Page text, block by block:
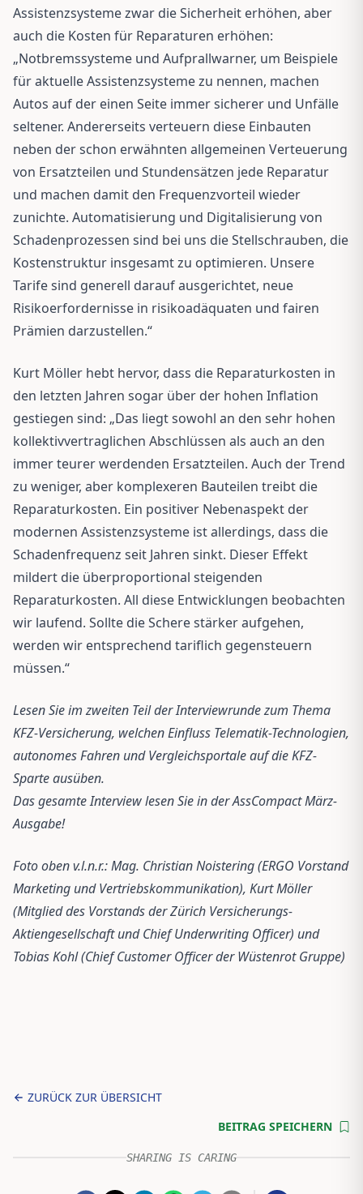
Assistenzsysteme zwar die Sicherheit erhöhen, aber
auch die Kosten für Reparaturen erhöhen:
„Notbremssysteme und Aufprallwarner, um Beispiele
für aktuelle Assistenzsysteme zu nennen, machen
Autos auf der einen Seite immer sicherer und Unfälle
seltener. Andererseits verteuern diese Einbauten
neben der schon erwähnten allgemeinen Verteuerung
von Ersatzteilen und Stundensätzen jede Reparatur
und machen damit den Frequenzvorteil wieder
zunichte. Automatisierung und Digitalisierung von
Schadenprozessen sind bei uns die Stellschrauben, die
Kostenstruktur insgesamt zu optimieren. Unsere
Tarife sind generell darauf ausgerichtet, neue
Risikoerfordernisse in risikoadäquaten und fairen
Prämien darzustellen.“
Kurt Möller hebt hervor, dass die Reparaturkosten in
den letzten Jahren sogar über der hohen Inflation
gestiegen sind: „Das liegt sowohl an den sehr hohen
kollektivvertraglichen Abschlüssen als auch an den
immer teurer werdenden Ersatzteilen. Auch der Trend
zu weniger, aber komplexeren Bauteilen treibt die
Reparaturkosten. Ein positiver Nebenaspekt der
modernen Assistenzsysteme ist allerdings, dass die
Schadenfrequenz seit Jahren sinkt. Dieser Effekt
mildert die überproportional steigenden
Reparaturkosten. All diese Entwicklungen beobachten
wir laufend. Sollte die Schere stärker aufgehen,
werden wir entsprechend tariflich gegensteuern
müssen.“
Lesen Sie im zweiten Teil der Interviewrunde zum Thema
KFZ-Versicherung, welchen Einfluss Telematik-Technologien,
autonomes Fahren und Vergleichsportale auf die KFZ-
Sparte ausüben.
Das gesamte Interview lesen Sie in der AssCompact März-
Ausgabe!
Foto oben v.l.n.r.: Mag. Christian Noistering (ERGO Vorstand
Marketing und Vertriebskommunikation), Kurt Möller
(Mitglied des Vorstands der Zürich Versicherungs-
Aktiengesellschaft und Chief Underwriting Officer) und
Tobias Kohl (Chief Customer Officer der Wüstenrot Gruppe)
ZURÜCK ZUR ÜBERSICHT
BEITRAG SPEICHERN
SHARING IS CARING